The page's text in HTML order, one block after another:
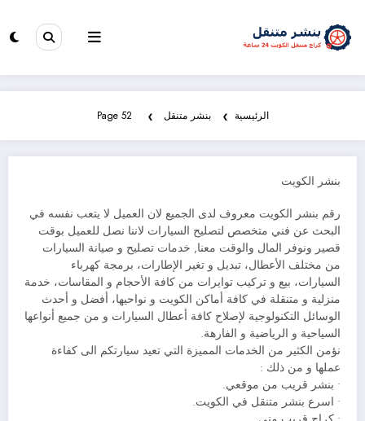
الرئيسية بنشر متنقل Page 52
بنشر الكويت
رقم بنشر الكويت معروف لدى الجميع لان العميل لا يتعب نفسه في
البحث عن فني متخصص لتصليح السيارات لاننا نصل للعميل بوقت
قصير ونوفر المال والوقت معنا, خدمات تصليح و صيانة السيارات
من مختلف الأعطال، تبديل و تغير الإطارات، برمجة كهرباء
السيارات، بيع و تركيب توايرات من كافة الأحجام و المقاسات، خدمة
منزلية و متنقلة في كافة أماكن الكويت و نواحيها، أفضل و أحدث
الوسائل التكنولوجية لإصلاح كافة أعطال السيارات و من جميع أنواعها
السياحية و الرياضية و الفارهة.
نؤمن الكثير من الخدمات المميزة التي تعيد سيارتكم الى كفاءة
عملها و من ذلك :
• بنشر قريب من موقعي.
• اسرع بنشر متنقل في الكويت.